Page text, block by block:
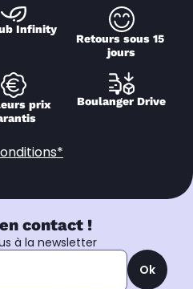
Infinity
Retours sous 15
jours
prix
Boulanger Drive
contact !
à la newsletter
Ok